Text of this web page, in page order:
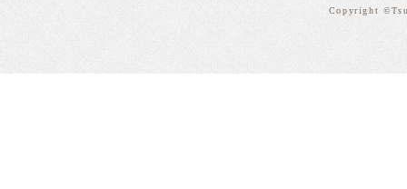
Copyright